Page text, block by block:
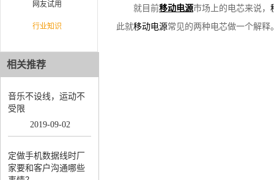
网友试用
行业知识
相关推荐
音乐不设线，运动不
受限
2019-09-02
定做手机数据线时厂
家要和客户沟通哪些
就目前移动电源市场上的电芯来说，
此就移动电源常见的两种电芯做一个解释